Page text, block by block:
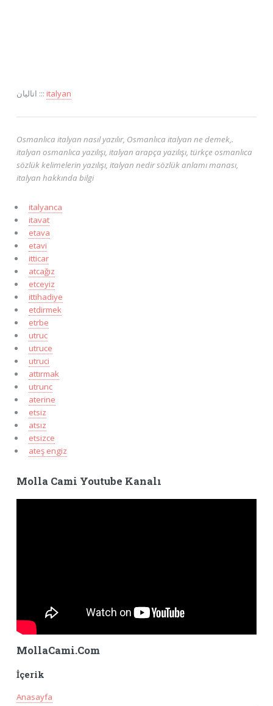
اتاليان ::: italyan
Osmanlıca italyan nasıl yazılır, Osmanlıca italyan ne demek,.
italyan osmanlıca yazılışı, italyan arapça yazılışı, türkçe osmanlıca
sözlük kelimelerin yazılışı, italyan nedir sözlük anlamı manası,
italyan hakkında bilgi
italyanca
itavat
etava
etavi
itticar
atcağız
etceyiz
ittihadiye
etdirmek
etrbe
utruc
utruce
utruci
attırmak
utrunc
aterine
etsiz
atsız
etsizce
ateş engiz
Molla Cami Youtube Kanalı
MollaCami.Com
İçerik
Anasayfa